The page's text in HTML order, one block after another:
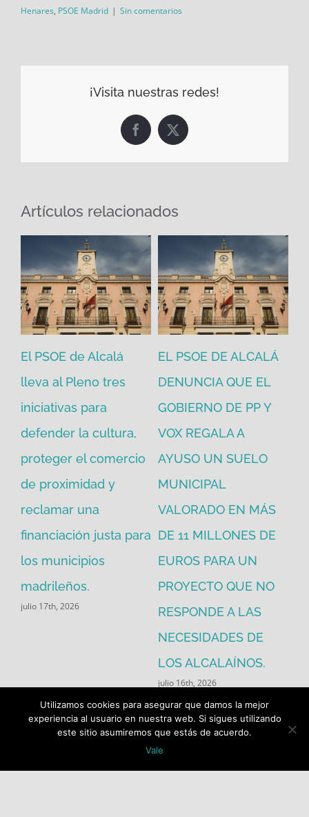
Henares, PSOE Madrid | Sin comentarios
¡Visita nuestras redes!
Facebook
X
Artículos relacionados
El PSOE de Alcalá
lleva al Pleno tres
iniciativas para
defender la cultura,
proteger el comercio
de proximidad y
reclamar una
financiación justa para
los municipios
madrileños.
julio 17th, 2026
EL PSOE DE ALCALÁ
DENUNCIA QUE EL
GOBIERNO DE PP Y
VOX REGALA A
AYUSO UN SUELO
MUNICIPAL
VALORADO EN MÁS
DE 11 MILLONES DE
EUROS PARA UN
PROYECTO QUE NO
RESPONDE A LAS
NECESIDADES DE
LOS ALCALAÍNOS.
julio 16th, 2026
Utilizamos cookies para asegurar que damos la mejor
experiencia al usuario en nuestra web. Si sigues utilizando
este sitio asumiremos que estás de acuerdo.
Vale